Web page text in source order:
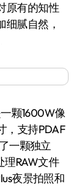
原有的知性
细腻自然，
颗1600W像
，支持PDAF
一颗独立
理RAW文件
夜景拍照和